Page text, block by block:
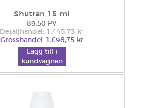
Shutran 15 ml
89.50 PV
Detaljhandel: 1,445,73 kr
Grosshandel: 1,098,75 kr
Lägg till i
kundvagnen